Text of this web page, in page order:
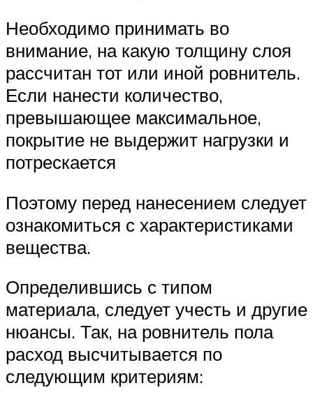
Необходимо принимать во
внимание, на какую толщину слоя
рассчитан тот или иной ровнитель.
Если нанести количество,
превышающее максимальное,
покрытие не выдержит нагрузки и
потрескается
Поэтому перед нанесением следует
ознакомиться с характеристиками
вещества.
Определившись с типом
материала, следует учесть и другие
нюансы. Так, на ровнитель пола
расход высчитывается по
следующим критериям: